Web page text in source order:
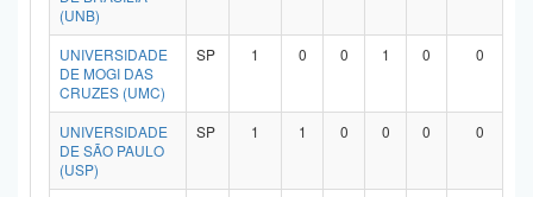
(UNB)
UNIVERSIDADE
DE MOGI DAS
CRUZES (UMC)
SP 1 0 0 1 0 0
UNIVERSIDADE
DE SÃO PAULO
(USP)
SP 1 1 0 0 0 0